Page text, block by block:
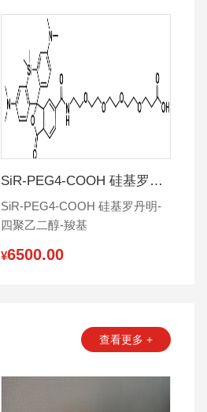
SiR-PEG4-COOH 硅基罗丹明-四聚乙二醇-羧基
SiR-PEG4-COOH 硅基罗丹明-
四聚乙二醇-羧基
¥6500.00
查看更多 +